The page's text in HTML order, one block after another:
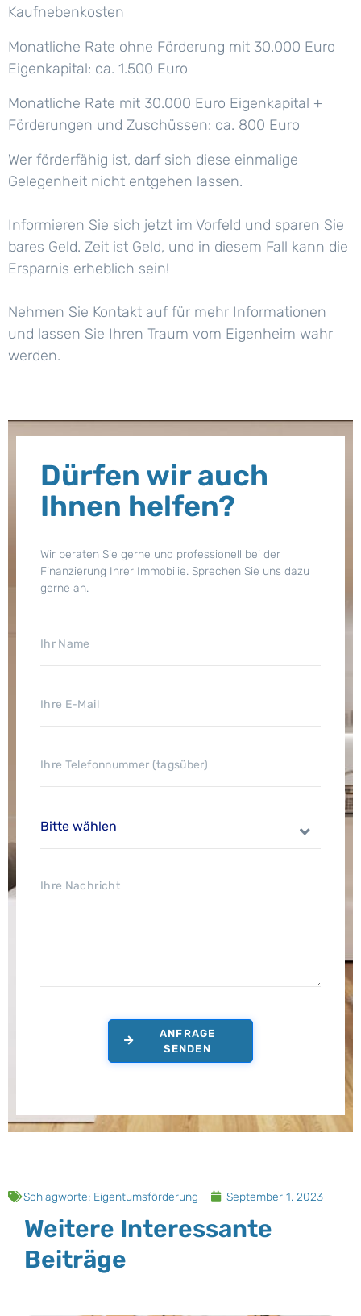
Kaufnebenkosten
Monatliche Rate ohne Förderung mit 30.000 Euro
Eigenkapital: ca. 1.500 Euro
Monatliche Rate mit 30.000 Euro Eigenkapital +
Förderungen und Zuschüssen: ca. 800 Euro
Wer förderfähig ist, darf sich diese einmalige
Gelegenheit nicht entgehen lassen.
Informieren Sie sich jetzt im Vorfeld und sparen Sie
bares Geld. Zeit ist Geld, und in diesem Fall kann die
Ersparnis erheblich sein!
Nehmen Sie Kontakt auf für mehr Informationen
und lassen Sie Ihren Traum vom Eigenheim wahr
werden.
Dürfen wir auch
Ihnen helfen?
Wir beraten Sie gerne und professionell bei der
Finanzierung Ihrer Immobilie. Sprechen Sie uns dazu
gerne an.
ANFRAGE
SENDEN
Schlagworte: Eigentumsförderung September 1, 2023
Weitere Interessante
Beiträge